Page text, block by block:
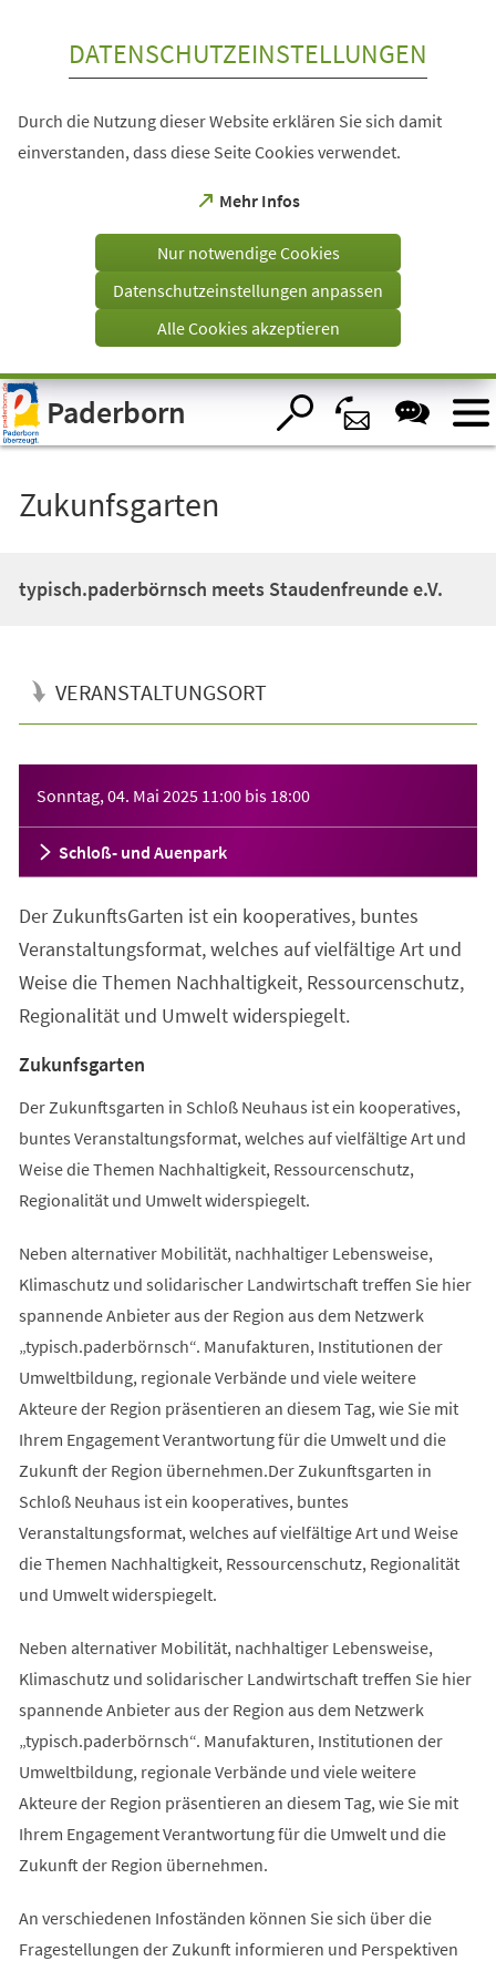
Visuelle
Assistenzsoftware
öffnen.
DATENSCHUTZEINSTELLUNGEN
Durch die Nutzung dieser Website erklären Sie sich damit
einverstanden, dass diese Seite Cookies verwendet.
Mehr Infos
(Öffnet
einem
Tab)
Nur notwendige Cookies
Datenschutzeinstellungen anpassen
Alle Cookies akzeptieren
Paderborn
Zukunfsgarten
typisch.paderbörnsch meets Staudenfreunde e.V.
VERANSTALTUNGSORT
Sonntag, 04. Mai 2025 11:00 bis 18:00
Schloß- und Auenpark
Der ZukunftsGarten ist ein kooperatives, buntes
Veranstaltungsformat, welches auf vielfältige Art und
Weise die Themen Nachhaltigkeit, Ressourcenschutz,
Regionalität und Umwelt widerspiegelt.
Zukunfsgarten
Der Zukunftsgarten in Schloß Neuhaus ist ein kooperatives,
buntes Veranstaltungsformat, welches auf vielfältige Art und
Weise die Themen Nachhaltigkeit, Ressourcenschutz,
Regionalität und Umwelt widerspiegelt.
Neben alternativer Mobilität, nachhaltiger Lebensweise,
Klimaschutz und solidarischer Landwirtschaft treffen Sie hier
spannende Anbieter aus der Region aus dem Netzwerk
„typisch.paderbörnsch“. Manufakturen, Institutionen der
Umweltbildung, regionale Verbände und viele weitere
Akteure der Region präsentieren an diesem Tag, wie Sie mit
Ihrem Engagement Verantwortung für die Umwelt und die
Zukunft der Region übernehmen.Der Zukunftsgarten in
Schloß Neuhaus ist ein kooperatives, buntes
Veranstaltungsformat, welches auf vielfältige Art und Weise
die Themen Nachhaltigkeit, Ressourcenschutz, Regionalität
und Umwelt widerspiegelt.
Neben alternativer Mobilität, nachhaltiger Lebensweise,
Klimaschutz und solidarischer Landwirtschaft treffen Sie hier
spannende Anbieter aus der Region aus dem Netzwerk
„typisch.paderbörnsch“. Manufakturen, Institutionen der
Umweltbildung, regionale Verbände und viele weitere
Akteure der Region präsentieren an diesem Tag, wie Sie mit
Ihrem Engagement Verantwortung für die Umwelt und die
Zukunft der Region übernehmen.
An verschiedenen Infoständen können Sie sich über die
Fragestellungen der Zukunft informieren und Perspektiven